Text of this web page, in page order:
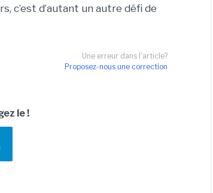
c’est d’autant un autre défi de
Une erreur dans l'article?
Proposez-nous une correction
le !